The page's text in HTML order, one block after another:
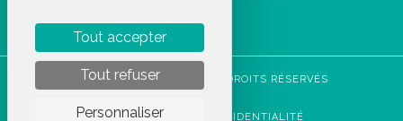
STOCKETIK © 2023 - TOUS DROITS RÉSERVÉS
POLITIQUE DE CONFIDENTIALITÉ
Tout accepter
Tout refuser
Personnaliser